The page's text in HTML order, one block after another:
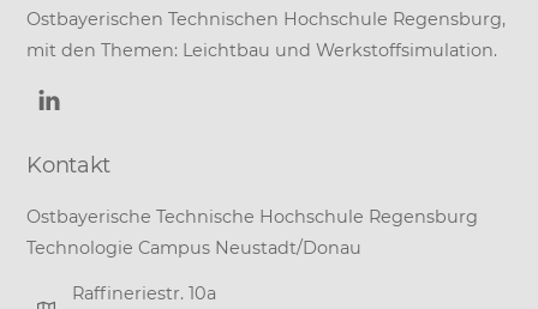
Ostbayerischen Technischen Hochschule Regensburg,
mit den Themen: Leichtbau und Werkstoffsimulation.
Kontakt
Ostbayerische Technische Hochschule Regensburg
Technologie Campus Neustadt/Donau
Raffineriestr. 10a